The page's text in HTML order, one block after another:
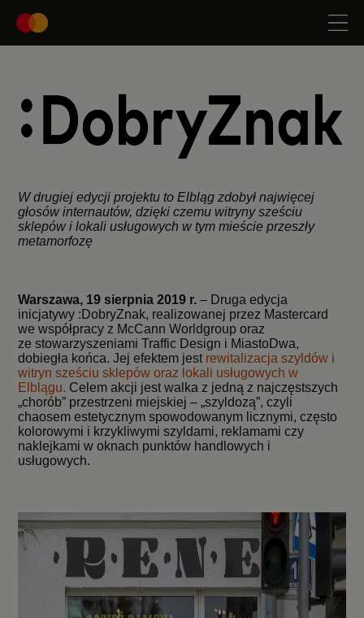
W drugiej edycji projektu to Elbląg zdobył najwięcej
głosów internautów, dzięki czemu witryny sześciu
sklepów i lokali usługowych w tym mieście przeszły
metamorfozę
Warszawa, 19 sierpnia 2019 r. – Druga edycja
inicjatywy :DobryZnak, realizowanej przez Mastercard
we współpracy z McCann Worldgroup oraz
ze stowarzyszeniami Traffic Design i MiastoDwa,
dobiegła końca. Jej efektem jest rewitalizacja szyldów i
witryn sześciu sklepów oraz lokali usługowych w
Elblągu. Celem akcji jest walka z jedną z najczęstszych
„chorób” przestrzeni miejskiej – „szyldozą”, czyli
chaosem estetycznym spowodowanym licznymi, często
kolorowymi i krzykliwymi szyldami, reklamami czy
naklejkami w oknach punktów handlowych i
usługowych.